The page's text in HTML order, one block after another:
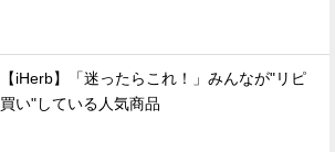
【iHerb】「迷ったらこれ！」みんなが"リピ
買い"している人気商品